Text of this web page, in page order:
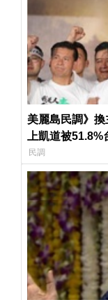
美麗島民調》
上凱道被
民調